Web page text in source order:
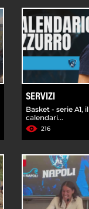
SERVIZI
Basket - serie A1, il
calendari...
216